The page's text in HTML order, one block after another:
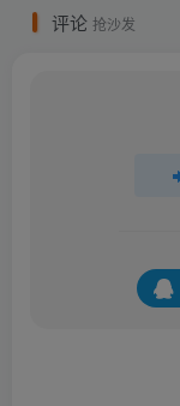
评论 抢沙发